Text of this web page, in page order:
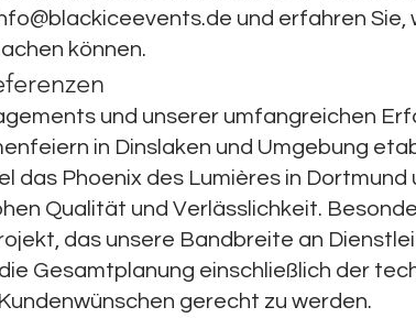
und erfahren Sie,
können.
und unserer umfangreichen
in Dinslaken und Umgebung
das Phoenix des Lumières in
Qualität und Verlässlichkeit.
das unsere Bandbreite an
Gesamtplanung einschließlich der
gerecht zu werden.